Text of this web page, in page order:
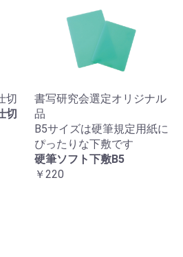
切
切
書写研究会選定オリジナル
品
B5サイズは硬筆規定用紙に
ぴったりな下敷です
硬筆ソフト下敷B5
￥220